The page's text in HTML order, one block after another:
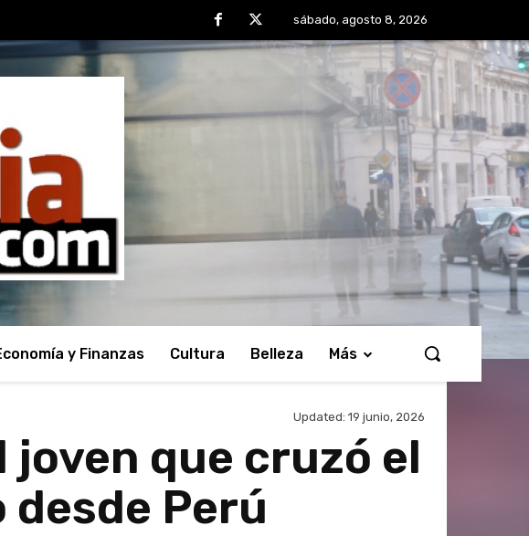
sábado, agosto 8, 2026
y Finanzas Cultura Belleza Más
Updated: 19 junio, 2026
joven que cruzó el
Perú